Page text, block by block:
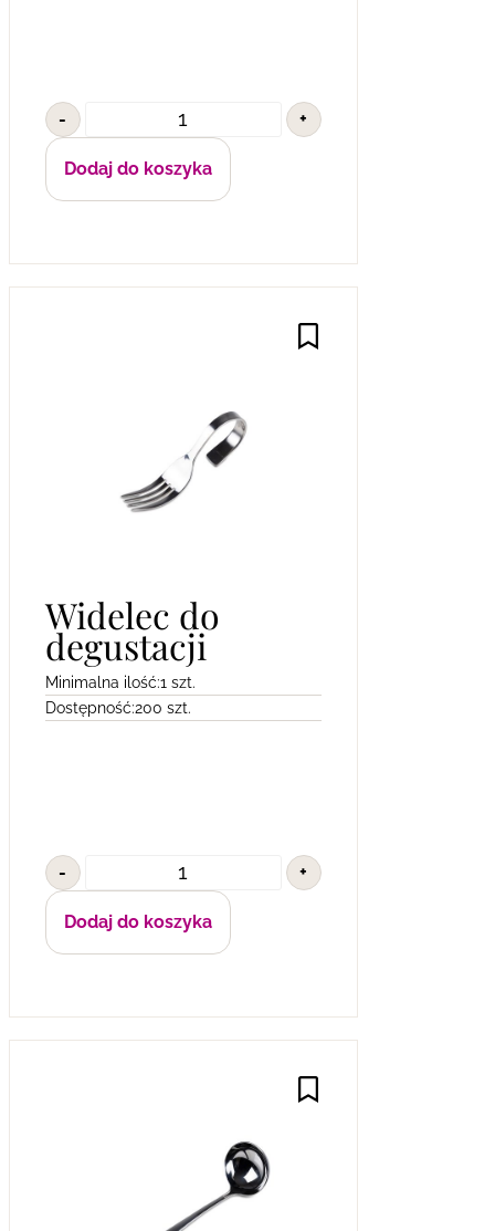
- +
Dodaj do koszyka
Widelec do
degustacji
Minimalna ilość:1 szt.
Dostępność:200 szt.
- +
Dodaj do koszyka